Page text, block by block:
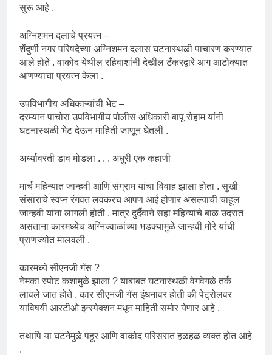
सुरू आहे .
अग्निशमन दलाचे प्रयत्न –
शेंदुर्णी नगर परिषदेच्या अग्निशमन दलास घटनास्थळी पाचारण करण्यात
आले होते . वाकोद येथील रहिवाशांनी देखील टँकरद्वारे आग आटोक्यात
आणण्याचा प्रयत्न केला .
उपविभागीय अधिकाऱ्यांची भेट –
दरम्यान पाचोरा उपविभागीय पोलीस अधिकारी बापू रोहाम यांनी
घटनास्थळी भेट देऊन माहिती जाणून घेतली .
अर्ध्यावरती डाव मोडला . . . अधुरी एक कहाणी
मार्च महिन्यात जान्हवी आणि संग्राम यांचा विवाह झाला होता . सुखी
संसाराचे स्वप्न रंगवत लवकरच आपण आई होणार असल्याची चाहूल
जान्हवी यांना लागली होती . मात्र दुर्दैवाने सहा महिन्यांचे बाळ उदरात
असताना कारमध्येच अग्निज्वाळांच्या भडक्यामुळे जान्हवी मोरे यांची
प्राणज्योत मालवली .
कारमध्ये सीएनजी गॅस ?
नेमका स्पोट कशामुळे झाला ? याबाबत घटनास्थळी वेगवेगळे तर्क
लावले जात होते . कार सीएनजी गॅस इंधनावर होती की पेट्रोलवर
याविषयी आरटीओ इन्स्पेक्शन मधून माहिती समोर येणार आहे .
तथापि या घटनेमुळे पहूर आणि वाकोद परिसरात हळहळ व्यक्त होत आहे
.